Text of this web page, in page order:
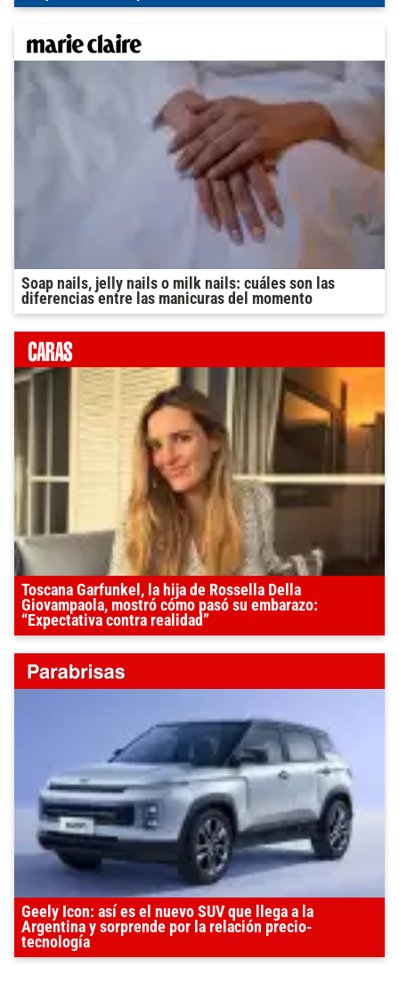
Soap nails, jelly nails o milk nails: cuáles son las
diferencias entre las manicuras del momento
Toscana Garfunkel, la hija de Rossella Della
Giovampaola, mostró cómo pasó su embarazo:
“Expectativa contra realidad”
Geely Icon: así es el nuevo SUV que llega a la
Argentina y sorprende por la relación precio-
tecnología